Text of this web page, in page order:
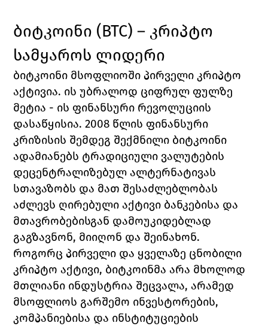
ბიტკოინი (BTC) – კრიპტო
სამყაროს ლიდერი
ბიტკოინი მსოფლიოში პირველი კრიპტო
აქტივია. ის უბრალოდ ციფრულ ფულზე
მეტია - ის ფინანსური რევოლუციის
დასაწყისია. 2008 წლის ფინანსური
კრიზისის შემდეგ შექმნილი ბიტკოინი
ადამიანებს ტრადიციული ვალუტების
დეცენტრალიზებულ ალტერნატივას
სთავაზობს და მათ შესაძლებლობას
აძლევს ღირებული აქტივი ბანკებისა და
მთავრობებისგან დამოუკიდებლად
გაგზავნონ, მიიღონ და შეინახონ.
როგორც პირველი და ყველაზე ცნობილი
კრიპტო აქტივი, ბიტკოინმა არა მხოლოდ
მთლიანი ინდუსტრია შეცვალა, არამედ
მსოფლიოს გარშემო ინვესტორების,
კომპანიებისა და ინსტიტუციების